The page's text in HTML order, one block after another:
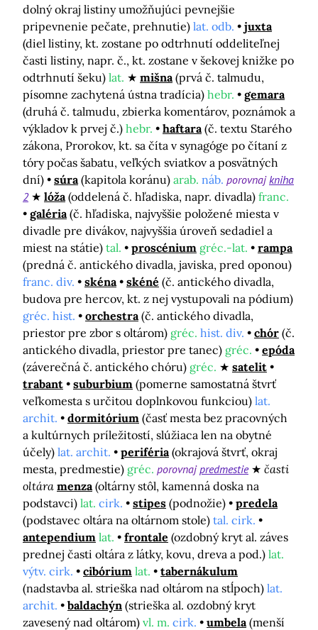
dolný okraj listiny umožňujúci pevnejšie
pripevnenie pečate, prehnutie) lat. odb.
juxta
(diel listiny, kt. zostane po odtrhnutí oddeliteľnej
časti listiny, napr. č., kt. zostane v šekovej knižke po
odtrhnutí šeku) lat. mišna (prvá č. talmudu,
písomne zachytená ústna tradícia) hebr.
gemara
(druhá č. talmudu, zbierka komentárov, poznámok a
výkladov k prvej č.) hebr. haftara (č. textu Starého
zákona, Prorokov, kt. sa číta v synagóge po čítaní z
tóry počas šabatu, veľkých sviatkov a posvätných
dní)
súra (kapitola koránu) arab. náb. porovnajkniha
2
lóža (oddelená č. hľadiska, napr. divadla) franc.
galéria (č. hľadiska, najvyššie položené miesta v
divadle pre divákov, najvyššia úroveň sedadiel a
miest na státie) tal. proscénium gréc.-lat.
rampa
(predná č. antického divadla, javiska, pred oponou)
franc. div.
skéna skéné (č. antického divadla,
budova pre hercov, kt. z nej vystupovali na pódium)
gréc. hist.
orchestra (č. antického divadla,
priestor pre zbor s oltárom) gréc. hist. div. chór (č.
antického divadla, priestor pre tanec) gréc.
epóda
(záverečná č. antického chóru) gréc.
satelit
trabant
suburbium (pomerne samostatná štvrť
veľkomesta s určitou doplnkovou funkciou) lat.
archit.
dormitórium (časť mesta bez pracovných
a kultúrnych príležitostí, slúžiaca len na obytné
účely) lat. archit. periféria (okrajová štvrť, okraj
mesta, predmestie) gréc. porovnajpredmestie
časti
oltára menza (oltárny stôl, kamenná doska na
podstavci) lat. cirk. stipes (podnožie)
predela
(podstavec oltára na oltárnom stole) tal. cirk.
antependium lat. frontale (ozdobný kryt al. záves
prednej časti oltára z látky, kovu, dreva a pod.) lat.
výtv. cirk.
cibórium lat.
tabernákulum
(nadstavba al. strieška nad oltárom na stĺpoch) lat.
archit.
baldachýn (strieška al. ozdobný kryt
zavesený nad oltárom) vl. m. cirk. umbela (menší